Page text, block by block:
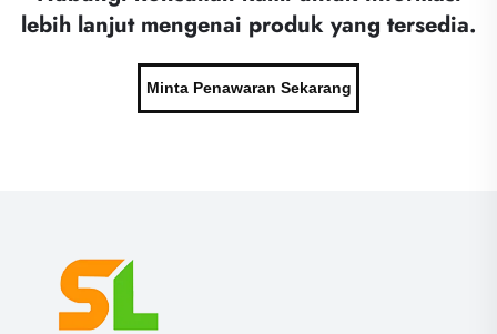
lebih lanjut mengenai produk yang tersedia.
Minta Penawaran Sekarang